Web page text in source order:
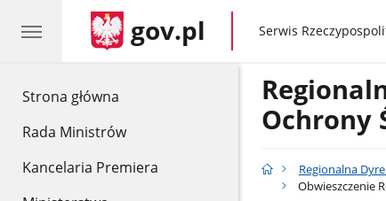
Strona główna
Rada Ministrów
Kancelaria Premiera
gov.pl gov.pl
Serwis
Ochrony
Regionalna
Obwieszczenie